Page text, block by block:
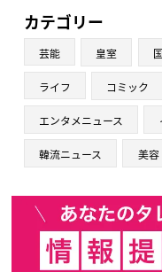
カテゴリー
芸能 皇室
ライフ コミック
エンタメニュース
韓流ニュース 美容